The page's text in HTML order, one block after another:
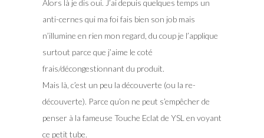
Alors là je dis oui. J’ai depuis quelques temps un
anti-cernes qui ma foi fais bien son job mais
n’illumine en rien mon regard, du coup je l’applique
surtout parce que j’aime le coté
frais/décongestionnant du produit.
Mais là, c’est un peu la découverte (ou la re-
découverte). Parce qu’on ne peut s’empêcher de
penser à la fameuse Touche Eclat de YSL en voyant
ce petit tube.